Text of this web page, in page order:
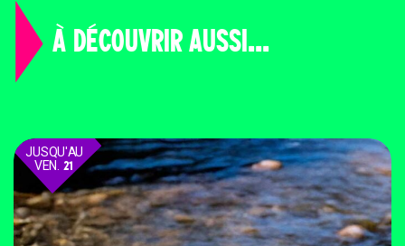
À DÉCOUVRIR AUSSI...
JUSQU'AU
VEN. 21
AOÛT